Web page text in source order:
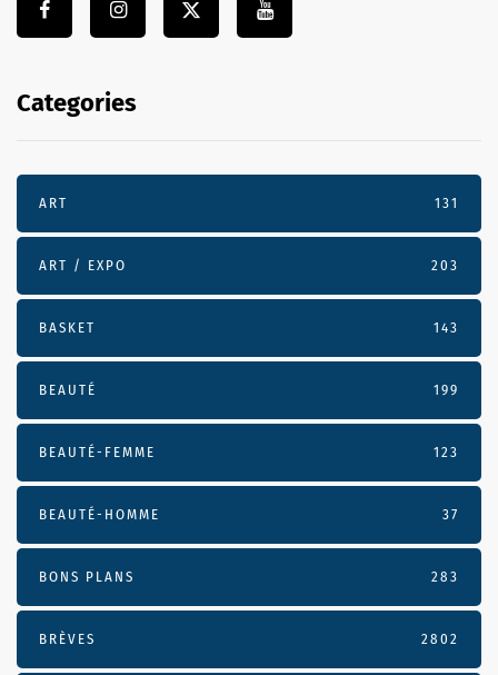
Categories
ART 131
ART / EXPO 203
BASKET 143
BEAUTÉ 199
BEAUTÉ-FEMME 123
BEAUTÉ-HOMME 37
BONS PLANS 283
BRÈVES 2802